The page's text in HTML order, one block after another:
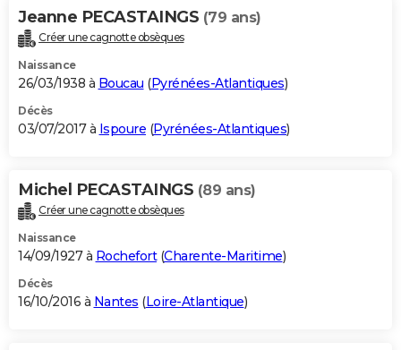
Jeanne PECASTAINGS (79 ans)
Créer une cagnotte obsèques
Naissance
26/03/1938 à Boucau (Pyrénées-Atlantiques)
Décès
03/07/2017 à Ispoure (Pyrénées-Atlantiques)
Michel PECASTAINGS (89 ans)
Créer une cagnotte obsèques
Naissance
14/09/1927 à Rochefort(Charente-Maritime)
Décès
16/10/2016 à Nantes (Loire-Atlantique)